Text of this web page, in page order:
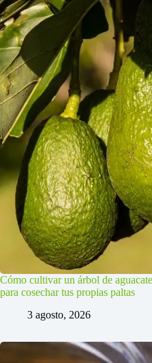
Cómo cultivar un árbol de
para cosechar tus propias paltas
3 agosto, 2026